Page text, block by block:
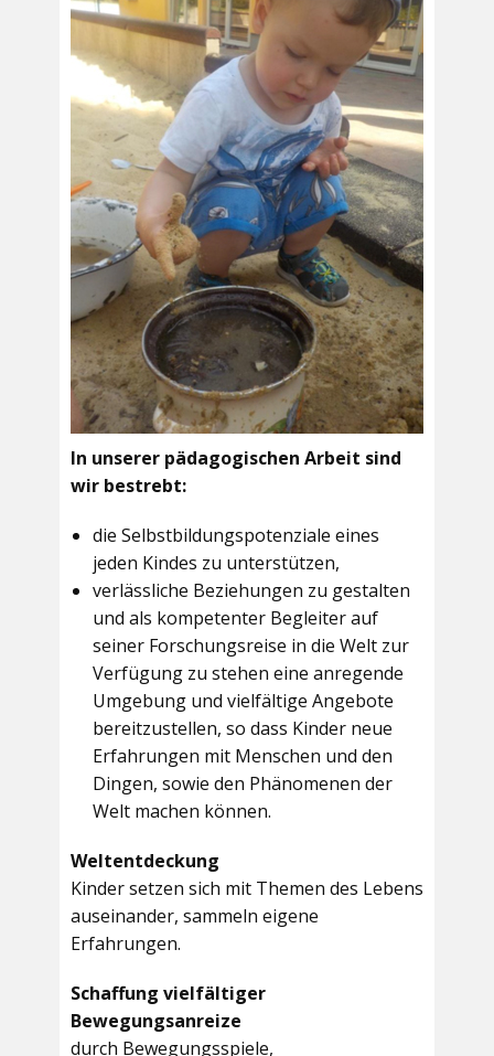
In unserer pädagogischen Arbeit sind
wir bestrebt:
die Selbstbildungspotenziale eines
jeden Kindes zu unterstützen,
verlässliche Beziehungen zu gestalten
und als kompetenter Begleiter auf
seiner Forschungsreise in die Welt zur
Verfügung zu stehen eine anregende
Umgebung und vielfältige Angebote
bereitzustellen, so dass Kinder neue
Erfahrungen mit Menschen und den
Dingen, sowie den Phänomenen der
Welt machen können.
Weltentdeckung
Kinder setzen sich mit Themen des Lebens
auseinander, sammeln eigene
Erfahrungen.
Schaffung vielfältiger
Bewegungsanreize
durch Bewegungsspiele,